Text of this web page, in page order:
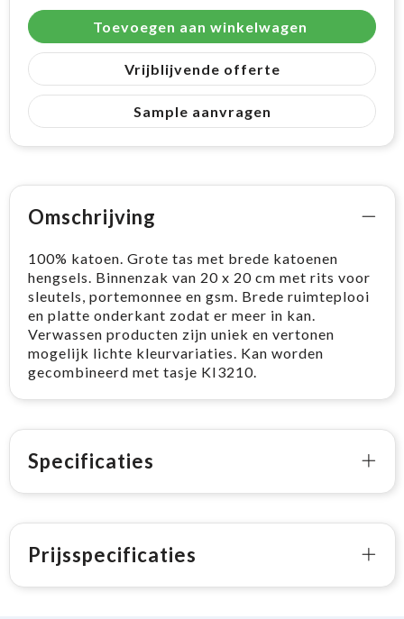
Toevoegen aan winkelwagen
Vrijblijvende offerte
Sample aanvragen
Omschrijving
100% katoen. Grote tas met brede katoenen
hengsels. Binnenzak van 20 x 20 cm met rits voor
sleutels, portemonnee en gsm. Brede ruimteplooi
en platte onderkant zodat er meer in kan.
Verwassen producten zijn uniek en vertonen
mogelijk lichte kleurvariaties. Kan worden
gecombineerd met tasje KI3210.
Specificaties
Prijsspecificaties